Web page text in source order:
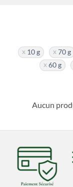
10 g 70 g
60 g
Aucun